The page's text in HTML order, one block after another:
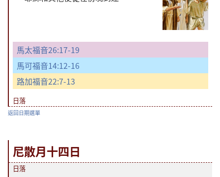
馬太福音26:17-19
馬可福音14:12-16
路加福音22:7-13
日落
返回日期選單
尼散月十四日
日落